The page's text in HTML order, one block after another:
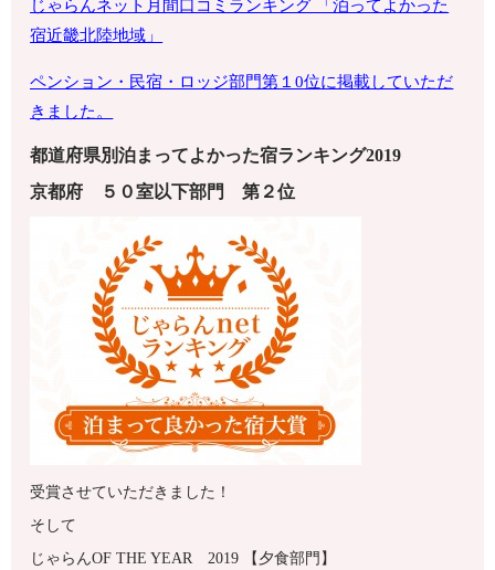
じゃらんネット月間口コミランキング 「泊ってよかった
宿近畿北陸地域」
ペンション・ 民宿・ロッジ部門第１0位に掲載していただ
きました。
都道府県別泊まってよかった宿ランキング2019
京都府
５０室以下部門 第 ２位
受賞させていただきました！
そして
じゃらんOF THE YEAR 2019 【夕食部門】